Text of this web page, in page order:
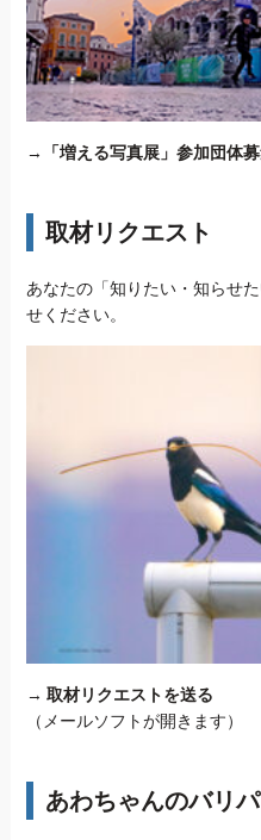
→ 「増える写真展」参加団体
取材リクエスト
あなたの「知りたい・知らせ
せください。
→ 取材リクエストを送る
（メールソフトが開きます）
あわちゃんのバリ